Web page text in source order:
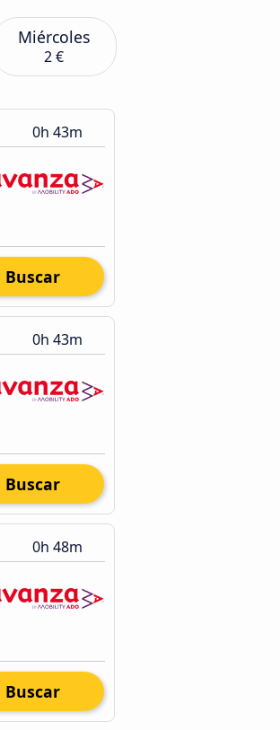
Miércoles
2 €
0h 43m
Buscar
0h 43m
Buscar
0h 48m
Buscar